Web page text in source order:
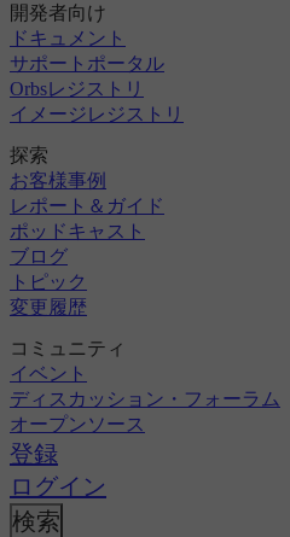
開発者向け
ドキュメント
サポートポータル
Orbsレジストリ
イメージレジストリ
探索
お客様事例
レポート＆ガイド
ポッドキャスト
ブログ
トピック
変更履歴
コミュニティ
イベント
ディスカッション・フォーラム
オープンソース
登録
ログイン
検索